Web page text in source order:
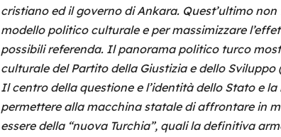
cristiano ed il governo di Ankara. Quest’ultimo
modello politico culturale e per massimizzare
possibili referenda. Il panorama politico turco
culturale del Partito della Giustizia e dello
Il centro della questione e l’identità dello Stato e
permettere alla macchina statale di affrontare in
essere della “nuova Turchia”, quali la definitiva